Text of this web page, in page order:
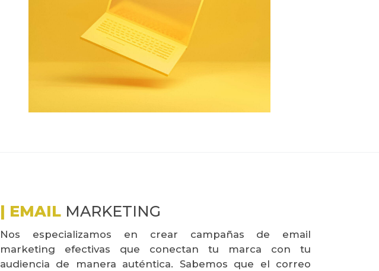
| EMAIL MARKETING
Nos especializamos en crear campañas de email
marketing efectivas que conectan tu marca con tu
audiencia de manera auténtica. Sabemos que el correo